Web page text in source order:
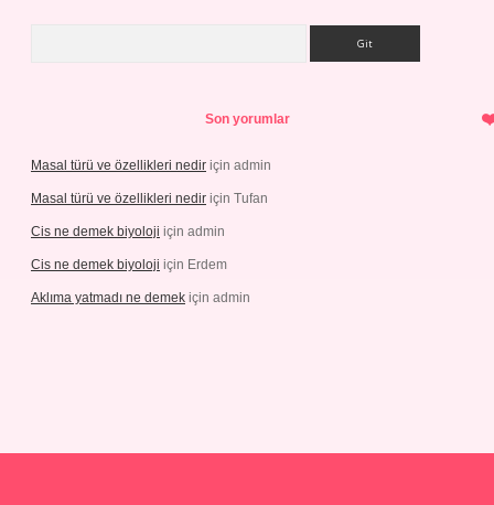
Son yorumlar
Masal türü ve özellikleri nedir için admin
Masal türü ve özellikleri nedir için Tufan
Cis ne demek biyoloji için admin
Cis ne demek biyoloji için Erdem
Aklıma yatmadı ne demek için admin